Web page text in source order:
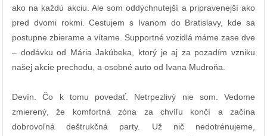
ako na každú akciu. Ale som oddýchnutejší a pripravenejší ako
pred dvomi rokmi. Cestujem s Ivanom do Bratislavy, kde sa
postupne zbierame a vítame. Supportné vozidlá máme zase dve
– dodávku od Mária Jakúbeka, ktorý je aj za pozadím vzniku
našej akcie prechodu, a osobné auto od Ivana Mudroňa.
Devín. Čo k tomu povedať. Netrpezlivý nie som. Vedome
zmierený, že komfortná zóna za chvíľu končí a začína
dobrovoľná deštrukčná party. Už nič nedotrénujeme,